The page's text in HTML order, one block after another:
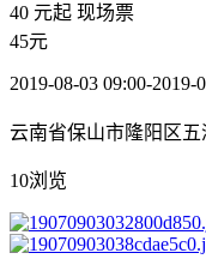
40 元起 现场票
45元
2019-08-03 09:00-2019-
云南省保山市隆阳区
10浏览